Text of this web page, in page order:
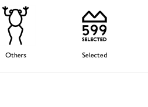
Others Selected